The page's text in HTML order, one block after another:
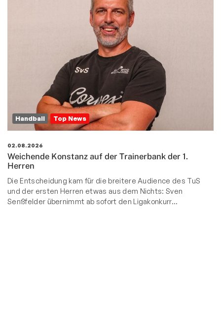
Handball Top News
02.08.2026
Weichende Konstanz auf der Trainerbank der 1.
Herren
Die Entscheidung kam für die breitere Audience des TuS
und der ersten Herren etwas aus dem Nichts: Sven
Senßfelder übernimmt ab sofort den Ligakonkurr…